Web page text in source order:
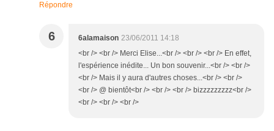
Répondre
6 6alamaison 23/06/2011 14:18
<br /> <br /> Merci Elise...<br /> <br /> <br /> En effet,
l'espérience inédite... Un bon souvenir...<br /> <br />
<br /> Mais il y aura d'autres choses...<br /> <br />
<br /> @ bientôt<br /> <br /> <br /> bizzzzzzzzz<br />
<br /> <br /> <br />